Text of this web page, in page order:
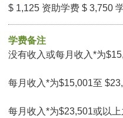
$ 1,125 资助学费 $ 3,750
学费备注
没有收入或每月收入*为
每月收入*为$15,001至
每月收入*为$23,501或以上